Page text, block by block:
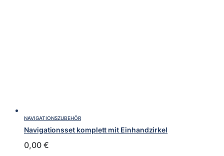
NAVIGATIONSZUBEHÖR
Navigationsset komplett mit Einhandzirkel
0,00 €